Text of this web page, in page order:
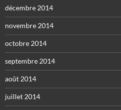
décembre 2014
novembre 2014
octobre 2014
septembre 2014
août 2014
juillet 2014